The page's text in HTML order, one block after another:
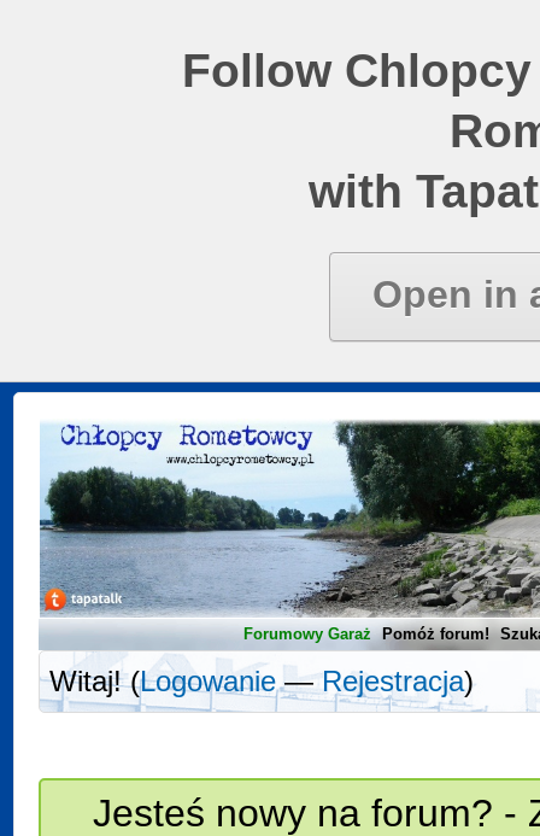
Follow
with
Open in
Forumowy Garaż Pomóż forum!
Witaj! (Logowanie—Rejestracja)
Jesteś nowy na forum? -